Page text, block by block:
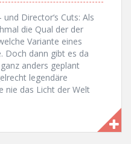
Director‘s Cuts: Als
die Qual der der
Variante eines
Doch dann gibt es da
anders geplant
legendäre
nie das Licht der Welt